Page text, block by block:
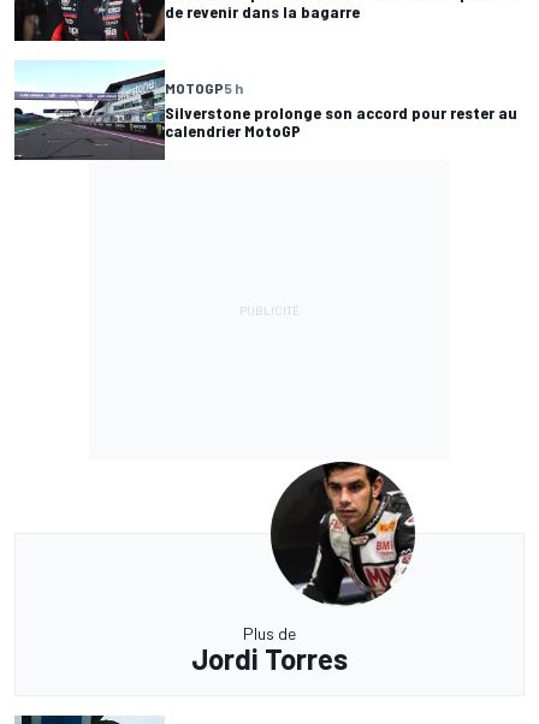
de revenir dans la bagarre
MOTOGP5 h
Silverstone prolonge son accord pour rester au
calendrier MotoGP
Plus de
Jordi Torres